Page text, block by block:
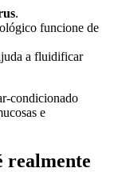
.
funcione de
a fluidificar
condicionado
e
realmente